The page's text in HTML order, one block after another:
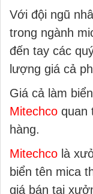
Với đội ngũ
trong ngành
đến tay các
lượng giá cả
Giá cả làm
Mitechco quan
hàng.
Mitechco là
biển tên mica
giá bán tại